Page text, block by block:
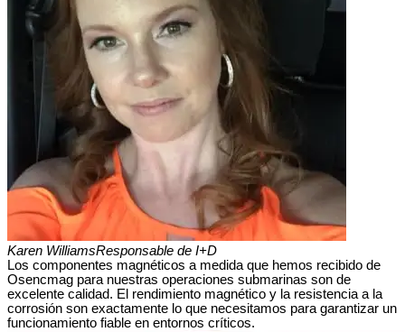
Karen WilliamsResponsable de I+D
Los componentes magnéticos a medida que hemos recibido de
Osencmag para nuestras operaciones submarinas son de
excelente calidad. El rendimiento magnético y la resistencia a la
corrosión son exactamente lo que necesitamos para garantizar un
funcionamiento fiable en entornos críticos.